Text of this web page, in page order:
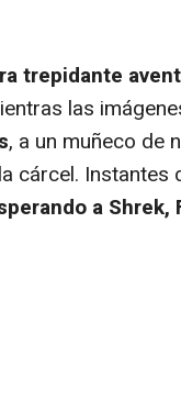
trepidante
las
, a un muñeco de
cárcel. Instantes
a Shrek,